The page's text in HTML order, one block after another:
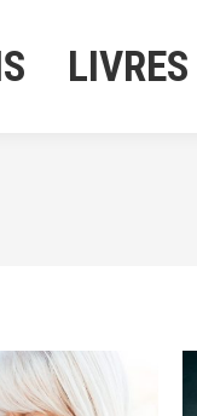
LIVRES
LIVRES